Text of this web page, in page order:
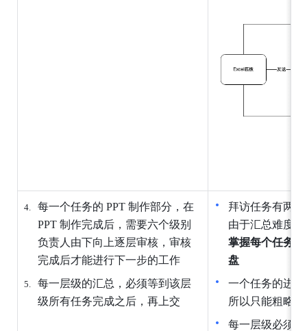
每一个任务的 PPT 制作部分，在
PPT 制作完成后，需要六个级别
负责人由下向上逐层审核，审核
完成后才能进行下一步的工作
每一层级的汇总，必须等到该层
级所有任务完成之后，再上交
拜访任务有两
由于汇总难度
掌握每个任务
盘
一个任务的进
所以只能粗略标
每一层级必须